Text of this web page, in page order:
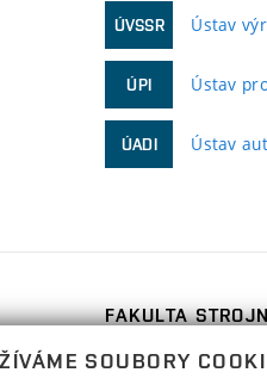
ÚVSSR Ústav
ÚPI Ústav
ÚADI Ústav
FAKULTA
Technická 2896/2
SOUBORY